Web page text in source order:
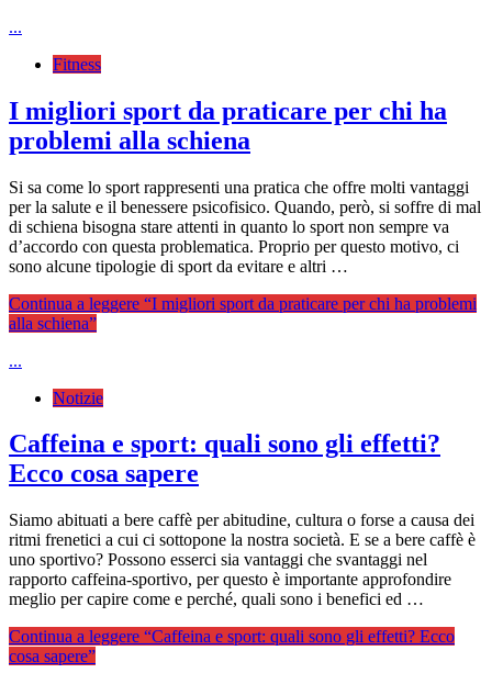
...
Fitness
I migliori sport da praticare per chi ha
problemi alla schiena
Si sa come lo sport rappresenti una pratica che offre molti vantaggi
per la salute e il benessere psicofisico. Quando, però, si soffre di mal
di schiena bisogna stare attenti in quanto lo sport non sempre va
d’accordo con questa problematica. Proprio per questo motivo, ci
sono alcune tipologie di sport da evitare e altri …
Continua a leggere “I migliori sport da praticare per chi ha problemi
alla schiena”
...
Notizie
Caffeina e sport: quali sono gli effetti?
Ecco cosa sapere
Siamo abituati a bere caffè per abitudine, cultura o forse a causa dei
ritmi frenetici a cui ci sottopone la nostra società. E se a bere caffè è
uno sportivo? Possono esserci sia vantaggi che svantaggi nel
rapporto caffeina-sportivo, per questo è importante approfondire
meglio per capire come e perché, quali sono i benefici ed …
Continua a leggere “Caffeina e sport: quali sono gli effetti? Ecco
cosa sapere”